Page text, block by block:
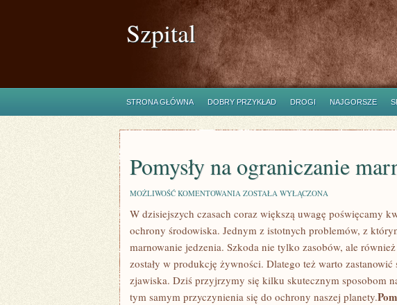
Szpital
STRONA GŁÓWNA DOBRY PRZYKŁAD DROGI NAJGORSZE
Pomysły na ograniczanie
MOŻLIWOŚĆ KOMENTOWANIA POMYSŁY
OGRANICZANIE
MARNOWANIA
JEDZENIA
ZOSTAŁA WYŁĄCZONA
W​ dzisiejszych czasach coraz większą uwagę poświęcamy
ochrony środowiska. Jednym ⁢z istotnych problemów, z
marnowanie jedzenia. Szkoda⁣ nie tylko ​zasobów, ale
zostały w produkcję żywności. Dlatego też warto
zjawiska. Dziś przyjrzymy się kilku skutecznym sposobom
tym samym przyczynienia się do ochrony naszej planety.